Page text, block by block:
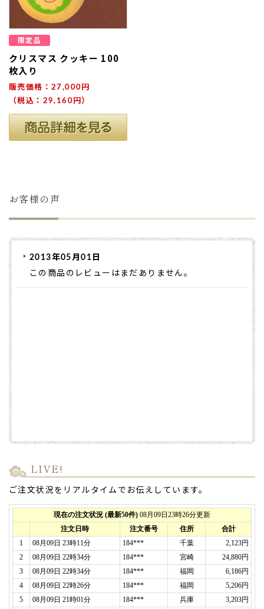
限定品
クリスマス クッキー 100
枚入り
販売価格：27,000円
（税込：29,160円）
お客様の声
2013年05月01日
この商品のレビューはまだありません。
LIVE!
ご注文状況をリアルタイムでお伝えしています。